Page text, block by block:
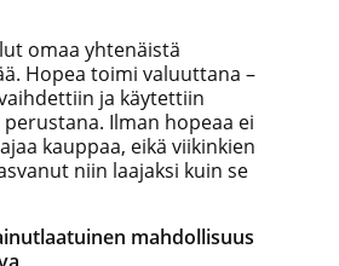
omaa yhtenäistä
Hopea toimi valuuttana –
ja käytettiin
Ilman hopeaa ei
kauppaa, eikä viikinkien
niin laajaksi kuin se
mahdollisuus